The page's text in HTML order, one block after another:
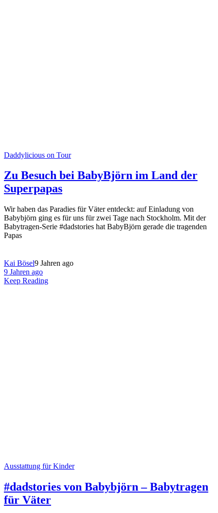
Daddylicious on Tour
Zu Besuch bei BabyBjörn im Land der
Superpapas
Wir haben das Paradies für Väter entdeckt: auf Einladung von
Babybjörn ging es für uns für zwei Tage nach Stockholm. Mit der
Babytragen-Serie #dadstories hat BabyBjörn gerade die tragenden
Papas
Kai Bösel9 Jahren ago
9 Jahren ago
Keep Reading
Ausstattung für Kinder
#dadstories von Babybjörn – Babytragen
für Väter